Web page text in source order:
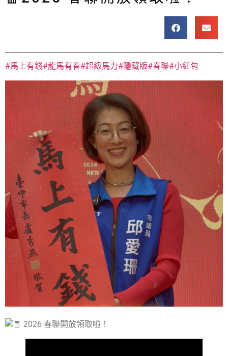
#馬上有錢#龍馬有春#超級馬力#隱藏版#春聯#小紅包
2026 春聯開放領取啦！